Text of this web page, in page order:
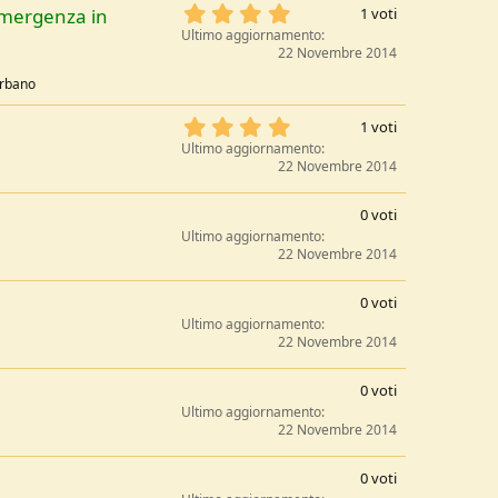
/
a
e
l
e
a
in
,
0
t
l
l
e
a
1 voti
Ultimo aggiornamento
22 Novembre 2014
,
0
0
e
l
l
/
a
1 voti
Ultimo aggiornamento
22 Novembre 2014
,
0
0
e
l
l
/
a
0 voti
Ultimo aggiornamento
22 Novembre 2014
,
0
0
e
l
l
0 voti
Ultimo aggiornamento
22 Novembre 2014
,
0
0
0 voti
Ultimo aggiornamento
22 Novembre 2014
0 voti